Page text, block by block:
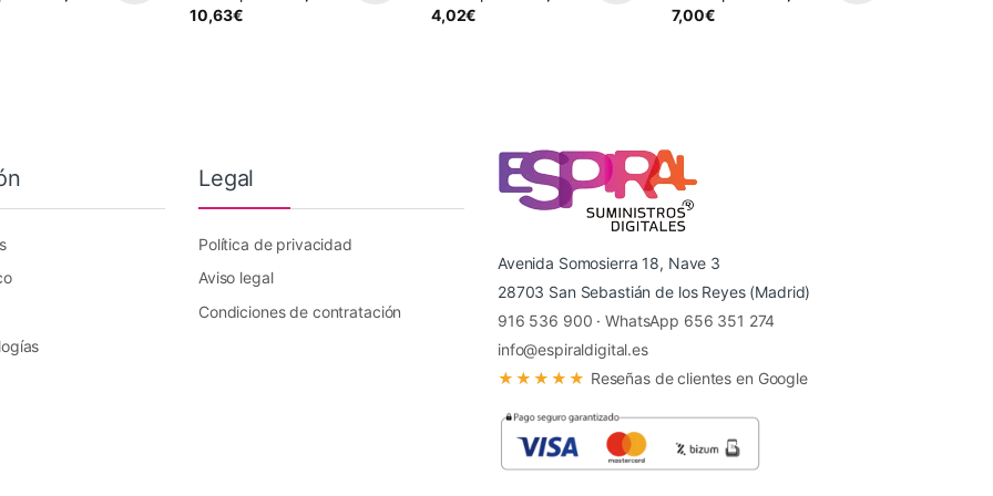
10,63€
4,02€
7,00€
Legal
Política de privacidad
Aviso legal
Condiciones de contratación
Avenida Somosierra 18, Nave 3
28703 San Sebastián de los Reyes (Madrid)
916 536 900 ·WhatsApp 656 351 274
info@espiraldigital.es
★★★★★ Reseñas de clientes en Google